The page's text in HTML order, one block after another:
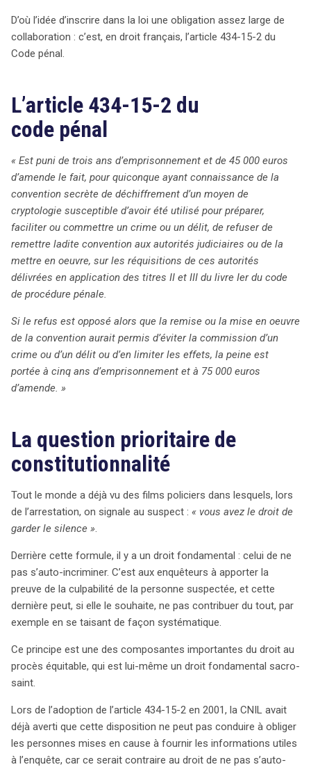
D’où l’idée d’inscrire dans la loi une obligation assez large de
collaboration : c’est, en droit français, l’article 434-15-2 du
Code pénal.
L’article 434-15-2 du
code pénal
« Est puni de trois ans d’emprisonnement et de 45 000 euros
d’amende le fait, pour quiconque ayant connaissance de la
convention secrète de déchiffrement d’un moyen de
cryptologie susceptible d’avoir été utilisé pour préparer,
faciliter ou commettre un crime ou un délit, de refuser de
remettre ladite convention aux autorités judiciaires ou de la
mettre en oeuvre, sur les réquisitions de ces autorités
délivrées en application des titres II et III du livre Ier du code
de procédure pénale.
Si le refus est opposé alors que la remise ou la mise en oeuvre
de la convention aurait permis d’éviter la commission d’un
crime ou d’un délit ou d’en limiter les effets, la peine est
portée à cinq ans d’emprisonnement et à 75 000 euros
d’amende. »
La question prioritaire de
constitutionnalité
Tout le monde a déjà vu des films policiers dans lesquels, lors
de l’arrestation, on signale au suspect : « vous avez le droit de
garder le silence ».
Derrière cette formule, il y a un droit fondamental : celui de ne
pas s’auto-incriminer. C’est aux enquêteurs à apporter la
preuve de la culpabilité de la personne suspectée, et cette
dernière peut, si elle le souhaite, ne pas contribuer du tout, par
exemple en se taisant de façon systématique.
Ce principe est une des composantes importantes du droit au
procès équitable, qui est lui-même un droit fondamental sacro-
saint.
Lors de l’adoption de l’article 434-15-2 en 2001, la CNIL avait
déjà averti que cette disposition ne peut pas conduire à obliger
les personnes mises en cause à fournir les informations utiles
à l’enquête, car ce serait contraire au droit de ne pas s’auto-